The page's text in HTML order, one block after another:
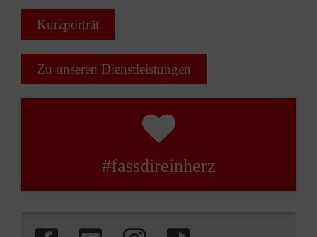
Kurzporträt
Zu unseren Dienstleistungen
#fassdireinherz